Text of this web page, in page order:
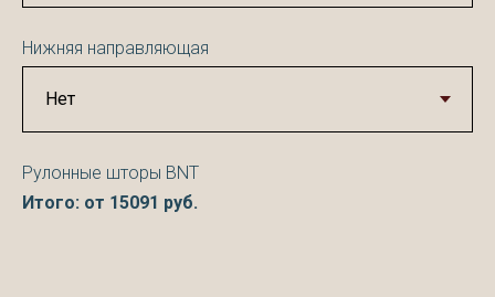
Нижняя направляющая
Рулонные шторы BNT
Итого: от 15091 руб.